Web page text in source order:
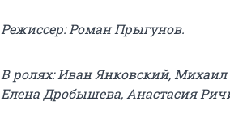
Режиссер: Роман Прыгунов.
В ролях: Иван Янковский,
Елена Дробышева, Анастасия